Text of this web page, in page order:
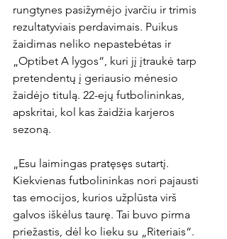
rungtynes pasižymėjo įvarčiu ir trimis
rezultatyviais perdavimais. Puikus
žaidimas neliko nepastebėtas ir
„Optibet A lygos“, kuri jį įtraukė tarp
pretendentų į geriausio mėnesio
žaidėjo titulą. 22-ejų futbolininkas,
apskritai, kol kas žaidžia karjeros
sezoną.
„Esu laimingas pratęsęs sutartį.
Kiekvienas futbolininkas nori pajausti
tas emocijos, kurios užplūsta virš
galvos iškėlus taurę. Tai buvo pirma
priežastis, dėl ko lieku su „Riteriais“.